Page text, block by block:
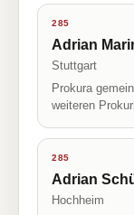
285
Adrian
Stuttgart
Prokura
weiteren
285
Adrian
Hochheim